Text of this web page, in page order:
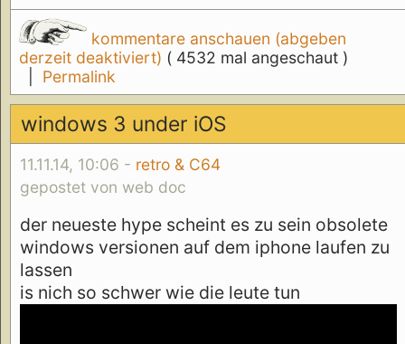
kommentare anschauen (abgeben
derzeit deaktiviert) ( 4532 mal angeschaut )
Permalink
windows 3 under iOS
11.11.14, 10:06 - retro & C64
gepostet von web doc
der neueste hype scheint es zu sein obsolete
windows versionen auf dem iphone laufen zu
lassen
is nich so schwer wie die leute tun